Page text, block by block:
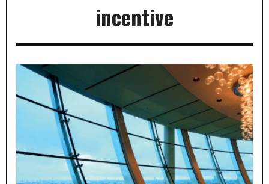
incentive